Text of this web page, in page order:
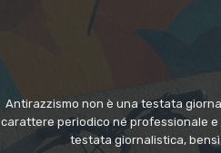
Antirazzismo non è una testata
carattere periodico né professionale
testata giornalistica,